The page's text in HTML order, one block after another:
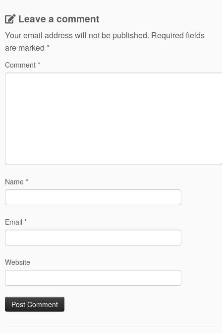
Leave a comment
Your email address will not be published. Required fields
are marked *
Comment *
Name *
Email *
Website